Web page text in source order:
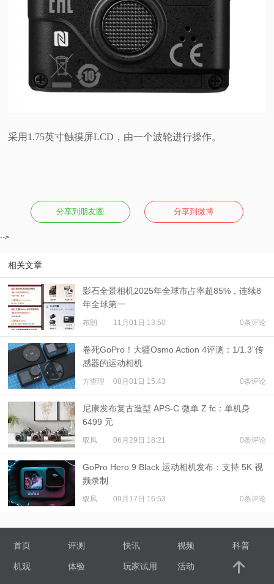
采用1.75英寸触摸屏LCD，由一个波轮进行操作。
分享到朋友圈 分享到微博
-->
相关文章
影石全景相机2025年全球市占率超85%，连续8
年全球第一
布朗 11月01日 13:50 0条评论
卷死GoPro！大疆Osmo Action 4评测：1/1.3"传
感器的运动相机
方查理 08月01日 15:43 0条评论
尼康发布复古造型 APS-C 微单 Z fc：单机身
6499 元
驭风 06月29日 18:21 0条评论
GoPro Hero 9 Black 运动相机发布：支持 5K 视
频录制
驭风 09月17日 16:53 0条评论
首页 评测 快讯 视频 科普
机观 体验 玩家试用 活动